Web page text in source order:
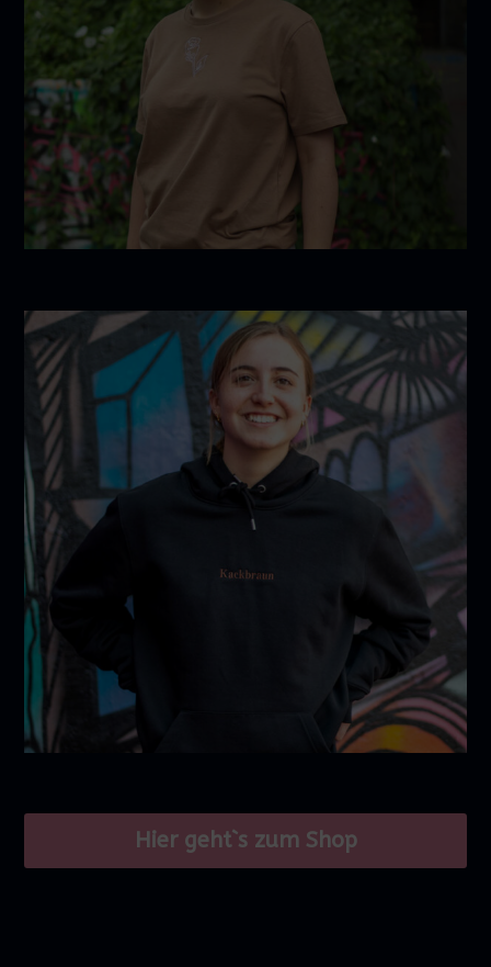
Hier geht`s zum Shop